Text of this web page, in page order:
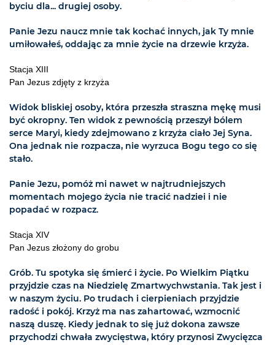
byciu dla... drugiej osoby.
Panie Jezu naucz mnie tak kochać innych, jak Ty mnie
umiłowałeś, oddając za mnie życie na drzewie krzyża.
Stacja XIII
Pan Jezus zdjęty z krzyża
Widok bliskiej osoby, która przeszła straszna mękę musi
być okropny. Ten widok z pewnością przeszył bólem
serce Maryi, kiedy zdejmowano z krzyża ciało Jej Syna.
Ona jednak nie rozpacza, nie wyrzuca Bogu tego co się
stało.
Panie Jezu, pomóż mi nawet w najtrudniejszych
momentach mojego życia nie tracić nadziei i nie
popadać w rozpacz.
Stacja XIV
Pan Jezus złożony do grobu
Grób. Tu spotyka się śmierć i życie. Po Wielkim Piątku
przyjdzie czas na Niedzielę Zmartwychwstania. Tak jest i
w naszym życiu. Po trudach i cierpieniach przyjdzie
radość i pokój. Krzyż ma nas zahartować, wzmocnić
naszą duszę. Kiedy jednak to się już dokona zawsze
przychodzi chwała zwycięstwa, który przynosi Zwycięzca